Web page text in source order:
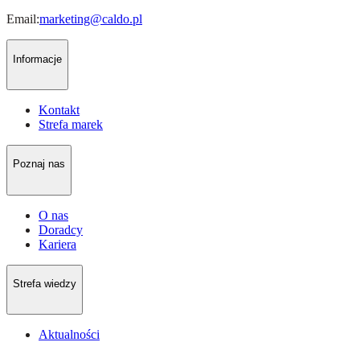
Email:marketing@caldo.pl
Informacje
Kontakt
Strefa marek
Poznaj nas
O nas
Doradcy
Kariera
Strefa wiedzy
Aktualności